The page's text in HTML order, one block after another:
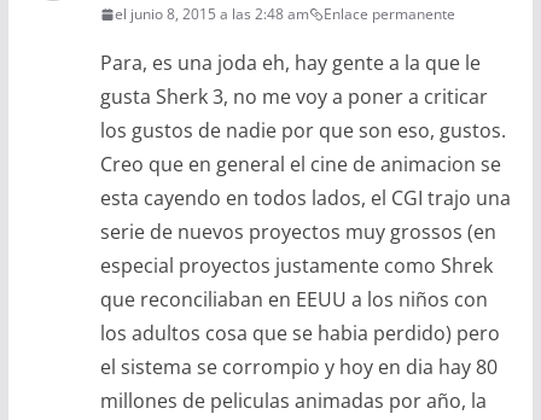
el junio 8, 2015 a las 2:48 am Enlace permanente
Para, es una joda eh, hay gente a la que le
gusta Sherk 3, no me voy a poner a criticar
los gustos de nadie por que son eso, gustos.
Creo que en general el cine de animacion se
esta cayendo en todos lados, el CGI trajo una
serie de nuevos proyectos muy grossos (en
especial proyectos justamente como Shrek
que reconciliaban en EEUU a los niños con
los adultos cosa que se habia perdido) pero
el sistema se corrompio y hoy en dia hay 80
millones de peliculas animadas por año, la